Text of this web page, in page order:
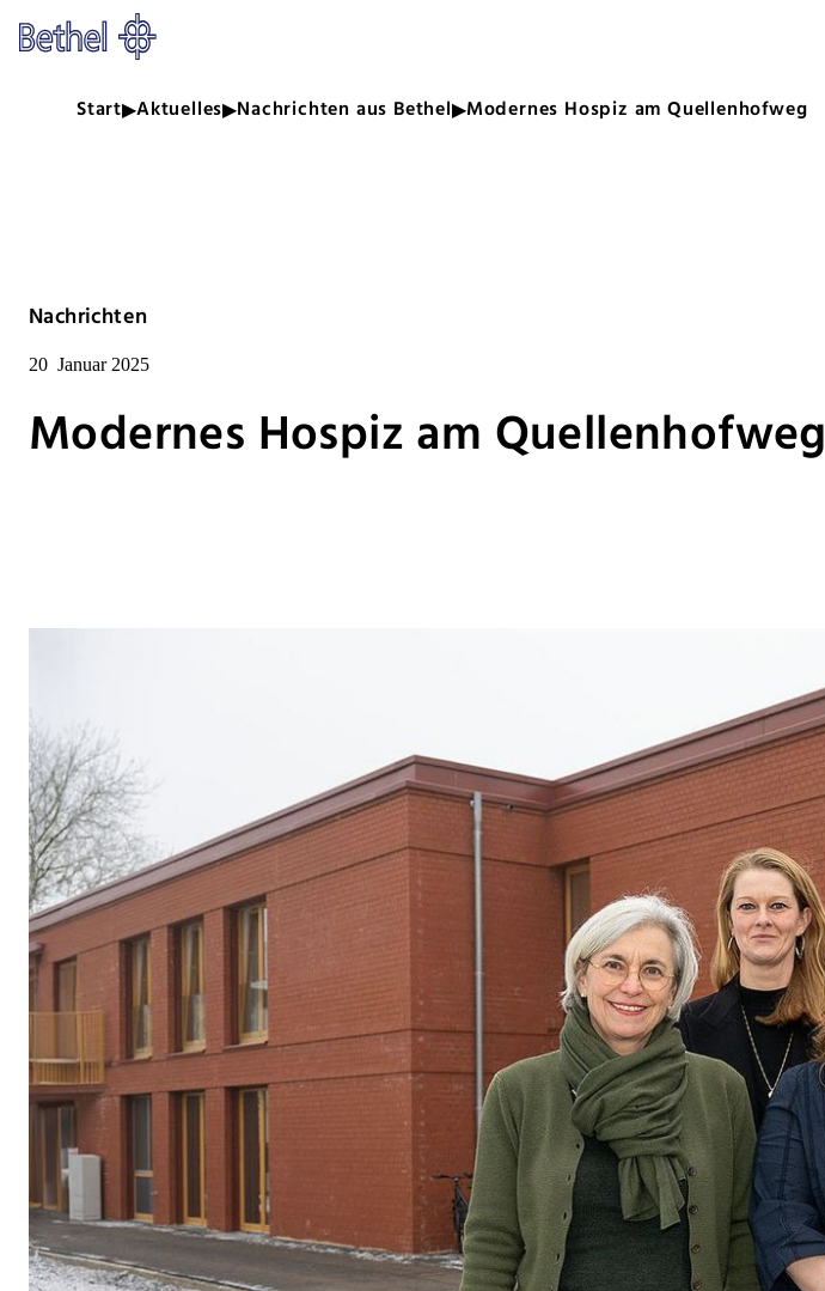
Zum Hauptinhalt springen
Zur Fußzeile springen
Bethel - Modernes Hospiz am Quellenhofweg
Start Aktuelles Nachrichten aus Bethel Modernes Hospiz am Quellenhofweg
Nachrichten
20 Januar 2025
Modernes Hospiz am Quellenhofweg